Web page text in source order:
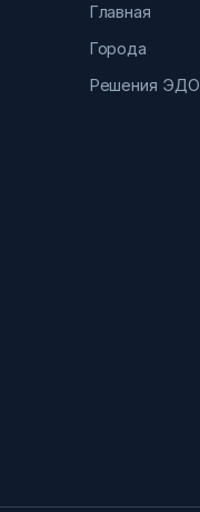
Главная
Города
Решения ЭДО